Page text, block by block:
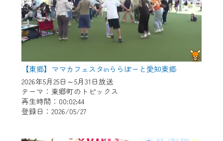
【東郷】ママカフェスタinららぽーと愛知東郷
2026年5月25日～5月31日放送
テーマ：東郷町のトピックス
再生時間：00:02:44
登録日：2026/05/27